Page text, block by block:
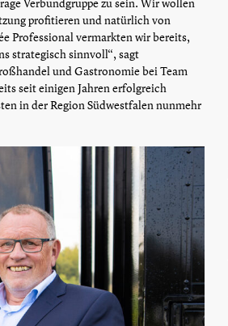
profitieren und natürlich von
Professional vermarkten wir bereits,
strategisch sinnvoll“, sagt
und Gastronomie bei Team
seit einigen Jahren erfolgreich
in der Region Südwestfalen nunmehr